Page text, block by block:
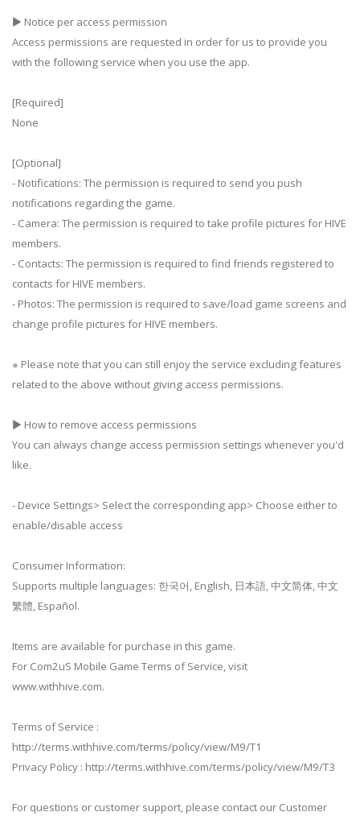
▶ Notice per access permission
Access permissions are requested in order for us to provide you
with the following service when you use the app.
[Required]
None
[Optional]
- Notifications: The permission is required to send you push
notifications regarding the game.
- Camera: The permission is required to take profile pictures for HIVE
members.
- Contacts: The permission is required to find friends registered to
contacts for HIVE members.
- Photos: The permission is required to save/load game screens and
change profile pictures for HIVE members.
※ Please note that you can still enjoy the service excluding features
related to the above without giving access permissions.
▶ How to remove access permissions
You can always change access permission settings whenever you'd
like.
- Device Settings> Select the corresponding app> Choose either to
enable/disable access
Consumer Information:
Supports multiple languages: 한국어, English, 日本語, 中文简体, 中文
繁體, Español.
Items are available for purchase in this game.
For Com2uS Mobile Game Terms of Service, visit
www.withhive.com.
Terms of Service :
http://terms.withhive.com/terms/policy/view/M9/T1
Privacy Policy : http://terms.withhive.com/terms/policy/view/M9/T3
For questions or customer support, please contact our Customer